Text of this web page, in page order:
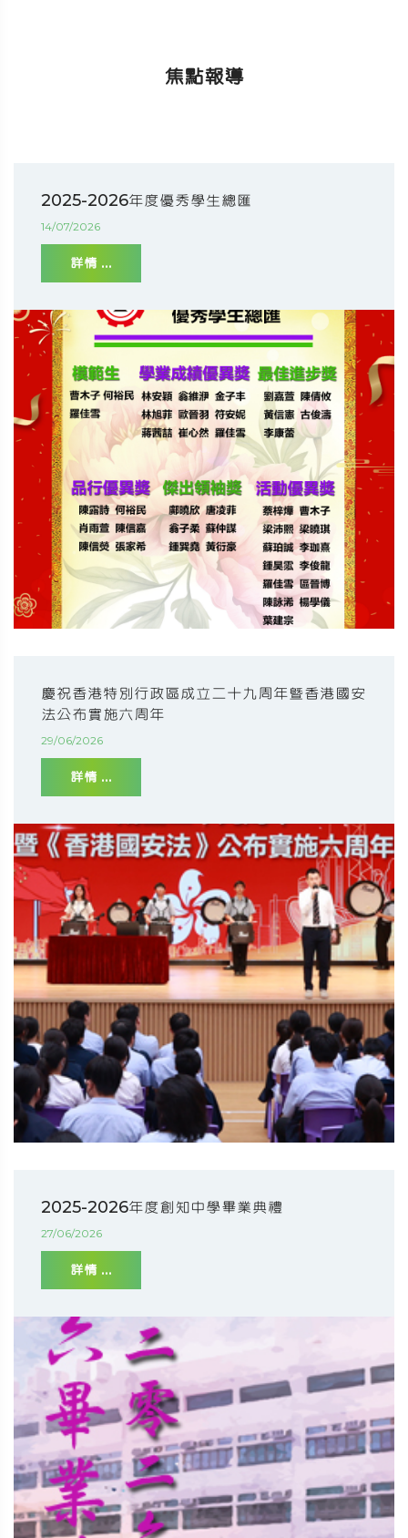
焦點報導
2025-2026年度優秀學生總匯
14/07/2026
詳情 ...
慶祝香港特別行政區成立二十九周年暨香港國安
法公布實施六周年
29/06/2026
詳情 ...
2025-2026年度創知中學畢業典禮
27/06/2026
詳情 ...